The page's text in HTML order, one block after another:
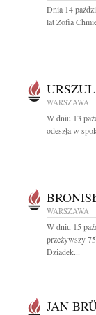
Dnia 14
lat Zofia
WARSZAWA
W dniu 13
odeszła w
WARSZAWA
W dniu 15
przeżywszy
Dziadek...
JAN